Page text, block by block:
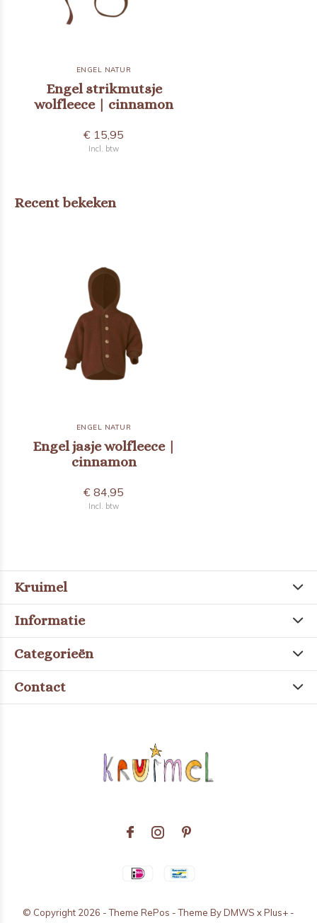
ENGEL NATUR
Engel strikmutsje
wolfleece | cinnamon
€ 15,95
Incl. btw
Recent bekeken
ENGEL NATUR
Engel jasje wolfleece |
cinnamon
€ 84,95
Incl. btw
Kruimel
Informatie
Categorieën
Contact
© Copyright 2026 - Theme RePos - Theme ByDMWS xPlus+ -